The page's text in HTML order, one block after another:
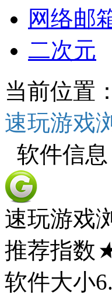
网络邮
二次元
当前位置：
速玩游戏
软件信息
速玩游戏
推荐指数
软件大小